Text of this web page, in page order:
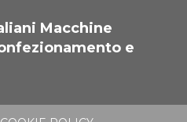
Macchine
e